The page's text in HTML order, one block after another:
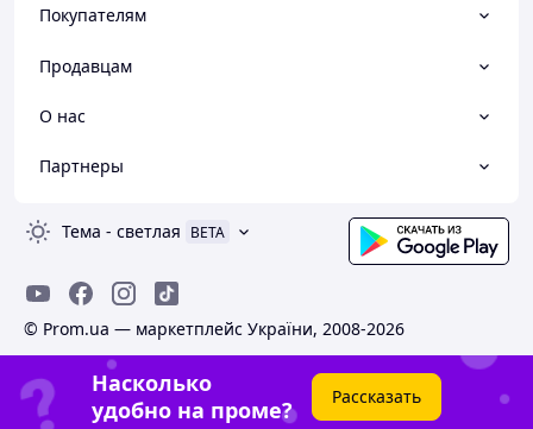
Покупателям
Продавцам
О нас
Партнеры
Тема - светлая BETA
© Prom.ua — маркетплейс України, 2008-2026
Насколько
удобно на проме?
Рассказать